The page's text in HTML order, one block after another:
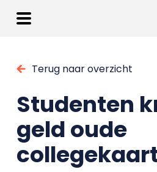
Terug naar overzicht
Studenten
geld oude